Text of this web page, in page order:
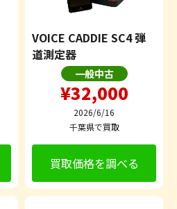
VOICE CADDIE SC4 弾
道測定器
一般中古
¥32,000
2026/6/16
千葉県で買取
買取価格を調べる